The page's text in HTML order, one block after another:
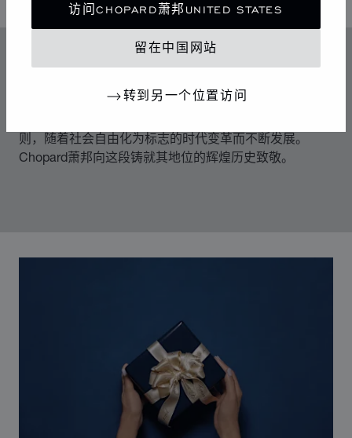
访问CHOPARD萧邦UNITED STATES
留在中国网站
转到另一个位置访问
传奇的灵动钻石
则，随着社会自由化为标志的时代变革而不断发展。
Chopard萧邦向这段铸就其地位的辉煌历史致敬。